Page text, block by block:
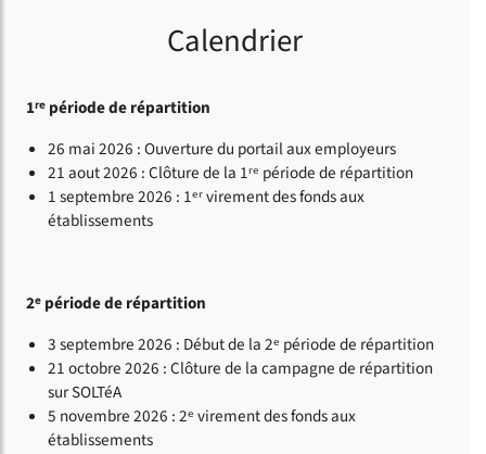
Calendrier
1ʳᵉ période de répartition
26 mai 2026 : Ouverture du portail aux employeurs
21 aout 2026 : Clôture de la 1ʳᵉ période de répartition
1 septembre 2026 : 1ᵉʳ virement des fonds aux
établissements
2ᵉ période de répartition
3 septembre 2026 : Début de la 2ᵉ période de répartition
21 octobre 2026 : Clôture de la campagne de répartition
sur SOLTéA
5 novembre 2026 : 2ᵉ virement des fonds aux
établissements